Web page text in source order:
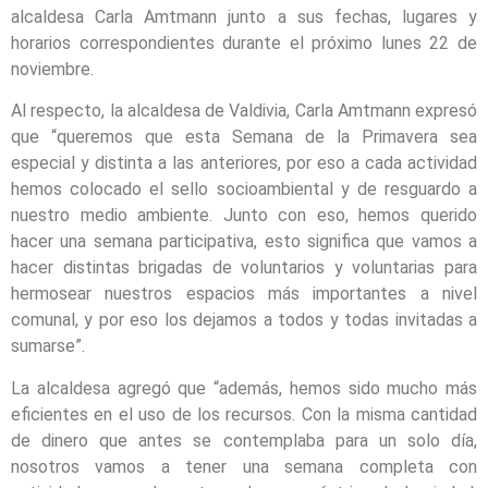
alcaldesa Carla Amtmann junto a sus fechas, lugares y
horarios correspondientes durante el próximo lunes 22 de
noviembre.
Al respecto, la alcaldesa de Valdivia, Carla Amtmann expresó
que “queremos que esta Semana de la Primavera sea
especial y distinta a las anteriores, por eso a cada actividad
hemos colocado el sello socioambiental y de resguardo a
nuestro medio ambiente. Junto con eso, hemos querido
hacer una semana participativa, esto significa que vamos a
hacer distintas brigadas de voluntarios y voluntarias para
hermosear nuestros espacios más importantes a nivel
comunal, y por eso los dejamos a todos y todas invitadas a
sumarse”.
La alcaldesa agregó que “además, hemos sido mucho más
eficientes en el uso de los recursos. Con la misma cantidad
de dinero que antes se contemplaba para un solo día,
nosotros vamos a tener una semana completa con